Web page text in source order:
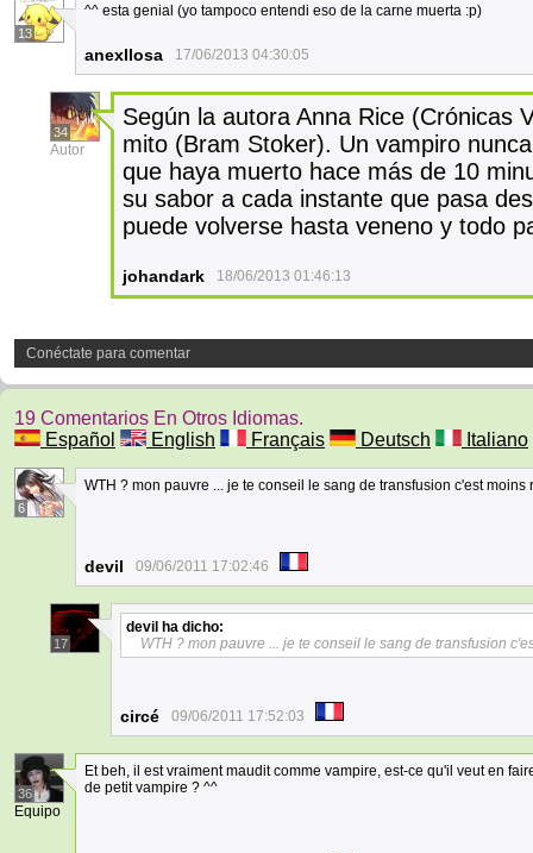
13
^^ esta genial (yo tampoco entendi eso de la carne muerta :p)
anexllosa 17/06/2013 04:30:05
34
Autor
Según la autora Anna Rice (Crónicas
mito (Bram Stoker). Un vampiro
que haya muerto hace más de 10
su sabor a cada instante que pasa
puede volverse hasta veneno y todo
johandark 18/06/2013 01:46:13
Conéctate para comentar
19 Comentarios En Otros Idiomas.
Español
English Français Deutsch Italiano
6
WTH ? mon pauvre ... je te conseil le sang de transfusion c'est moins
devil 09/06/2011 17:02:46
17
devil ha dicho:
WTH ? mon pauvre ... je te conseil le sang de transfusion
circé 09/06/2011 17:52:03
36
Equipo
Et beh, il est vraiment maudit comme vampire, est-ce qu'il veut en
de petit vampire ? ^^